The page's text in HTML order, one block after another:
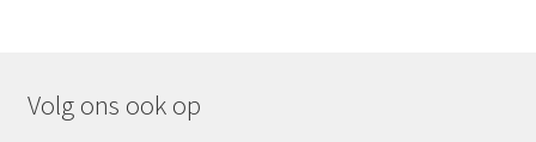
Volg ons ook op